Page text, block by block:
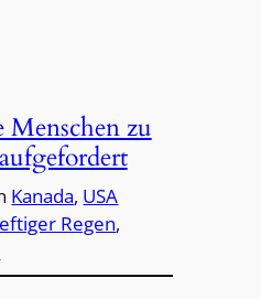
Menschen zu
Kanada, USA
Regen